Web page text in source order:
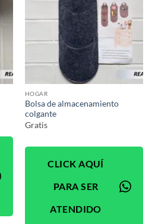
HOGAR
Bolsa de almacenamiento
colgante
Gratis
CLICK AQUÍ
PARA SER
ATENDIDO